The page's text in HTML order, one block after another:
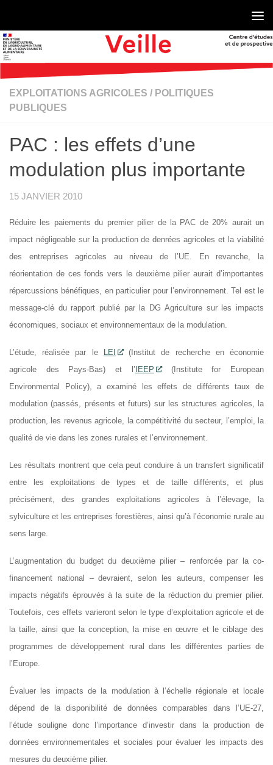
EXPLOITATIONS AGRICOLES / POLITIQUES
PUBLIQUES
PAC : les effets d’une
modulation plus importante
15 JANVIER 2010
Réduire les paiements du premier pilier de la PAC de 20% aurait un
impact négligeable sur la production de denrées agricoles et la viabilité
des entreprises agricoles au niveau de l’UE. En revanche, la
réorientation de ces fonds vers le deuxième pilier aurait d’importantes
répercussions bénéfiques, en particulier pour l’environnement. Tel est le
message-clé du rapport publié par la DG Agriculture sur les impacts
économiques, sociaux et environnementaux de la modulation.
L’étude, réalisée par le LEI
(Institut de recherche en économie
agricole des Pays-Bas) et l’ IEEP
(Institute for European
Environmental Policy), a examiné les effets de différents taux de
modulation (passés, présents et futurs) sur les structures agricoles, la
production, les revenus agricole, la compétitivité du secteur, l’emploi, la
qualité de vie dans les zones rurales et l’environnement.
Les résultats montrent que cela peut conduire à un transfert significatif
entre les exploitations de types et de taille différents, et plus
précisément, des grandes exploitations agricoles à l’élevage, la
sylviculture et les entreprises forestières, ainsi qu’à l’économie rurale au
sens large.
L’augmentation du budget du deuxième pilier – renforcée par la co-
financement national – devraient, selon les auteurs, compenser les
impacts négatifs éprouvés à la suite de la réduction du premier pilier.
Toutefois, ces effets varieront selon le type d’exploitation agricole et de
la taille, ainsi que la conception, la mise en œuvre et le ciblage des
programmes de développement rural dans les différentes parties de
l’Europe.
Évaluer les impacts de la modulation à l’échelle régionale et locale
dépend de la disponibilité de données comparables dans l’UE-27,
l’étude souligne donc l’importance d’investir dans la production de
données environnementales et sociales pour évaluer les impacts des
mesures du deuxième pilier.